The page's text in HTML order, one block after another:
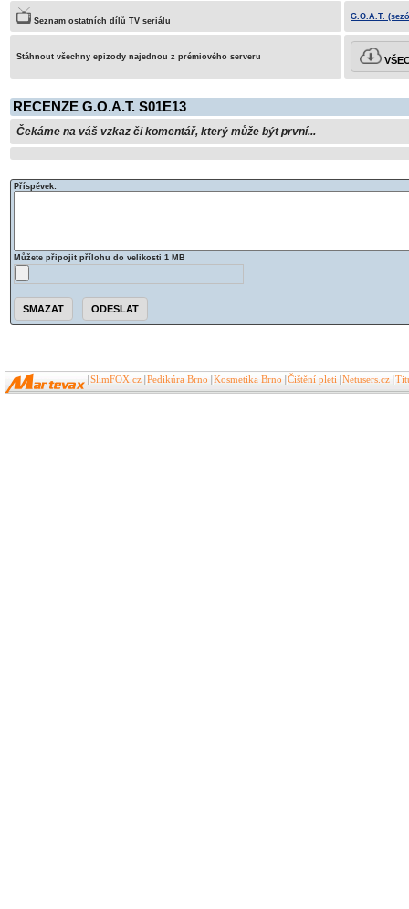
Seznam ostatních dílů TV seriálu G.O.A.T.
Stáhnout všechny epizody najednou z prémiového serveru
RECENZE G.O.A.T. S01E13
Čekáme na váš vzkaz či komentář, který může být první...
Příspěvek:
Můžete připojit přílohu do velikosti 1 MB
SlimFOX.cz Pedikúra Brno Kosmetika Brno Čištění pleti Netusers.cz